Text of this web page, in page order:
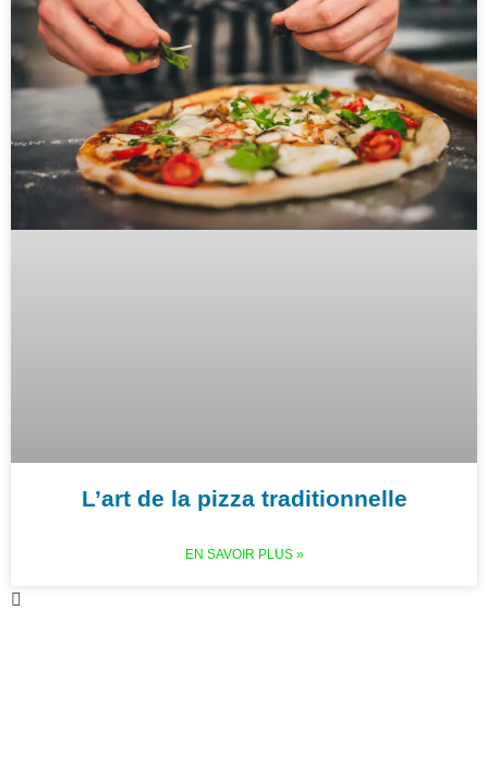
L’art de la pizza traditionnelle
EN SAVOIR PLUS »